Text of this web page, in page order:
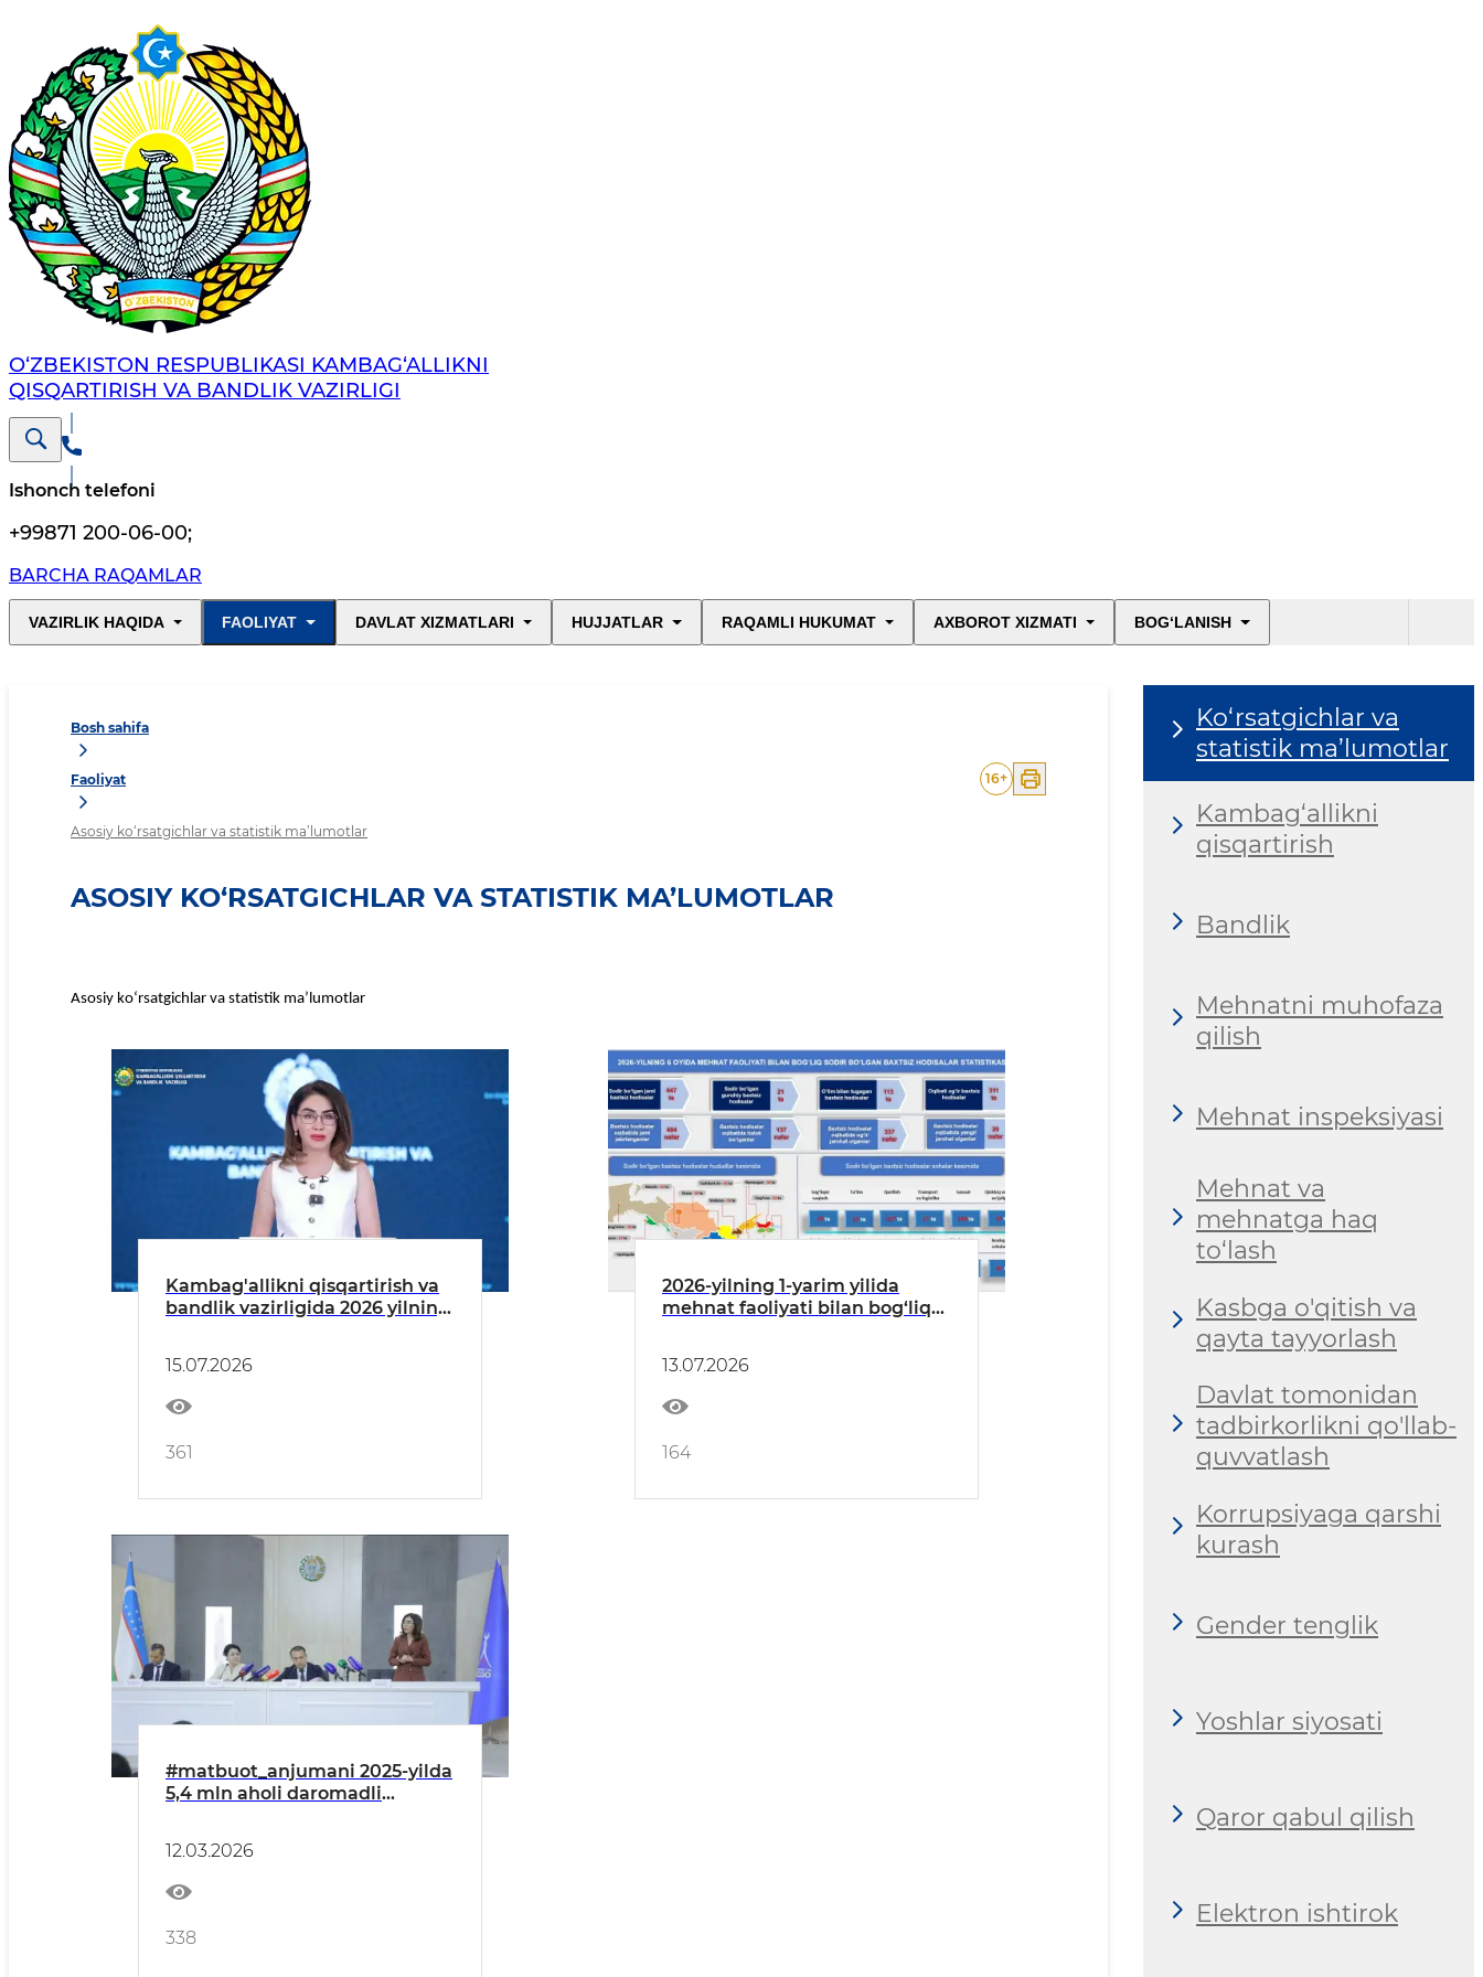
O‘ZBEKISTON RESPUBLIKASI KAMBAG‘ALLIKNI
QISQARTIRISH VA BANDLIK VAZIRLIGI
Ishonch telefoni
+99871 200-06-00;
BARCHA RAQAMLAR
VAZIRLIK HAQIDA FAOLIYAT DAVLAT XIZMATLARI HUJJATLAR RAQAMLI HUKUMAT AXBOROT XIZMATI BOG‘LANISH
Bosh sahifa
Faoliyat
Asosiy ko‘rsatgichlar va statistik ma’lumotlar
16+
ASOSIY KO‘RSATGICHLAR VA STATISTIK MA’LUMOTLAR
Asosiy ko‘rsatgichlar va statistik ma’lumotlar
Kambag'allikni qisqartirish va
bandlik vazirligida 2026 yilning
bilan ishlash natijalari
15.07.2026
361
2026-yilning 1-yarim yilida
mehnat faoliyati bilan bog‘liq
13.07.2026
164
#matbuot_anjumani 2025-yilda
5,4 mln aholi daromadli
12.03.2026
338
Ko‘rsatgichlar va
statistik ma’lumotlar
Kambag‘allikni
qisqartirish
Bandlik
Mehnatni muhofaza
qilish
Mehnat inspeksiyasi
Mehnat va
mehnatga haq
to‘lash
Kasbga o'qitish va
qayta tayyorlash
Davlat tomonidan
tadbirkorlikni qo'llab-
quvvatlash
Korrupsiyaga qarshi
kurash
Gender tenglik
Yoshlar siyosati
Qaror qabul qilish
Elektron ishtirok